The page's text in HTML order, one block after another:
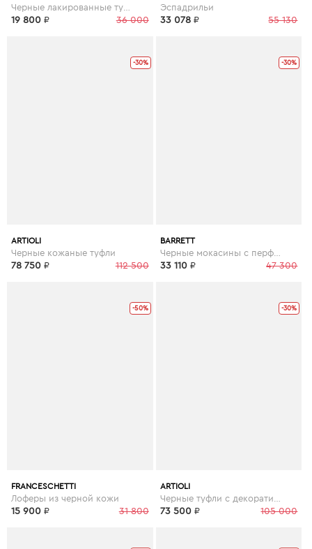
36 000
19 800 ₽
Эспадрильи
55 130
33 078 ₽
-30%
ARTIOLI
Черные кожаные туфли
112 500
78 750 ₽
-30%
BARRETT
Черные мокасины с перфорированной отделкой
47 300
33 110 ₽
-50%
FRANCESCHETTI
Лоферы из черной кожи
31 800
15 900 ₽
-30%
ARTIOLI
105 000
73 500 ₽